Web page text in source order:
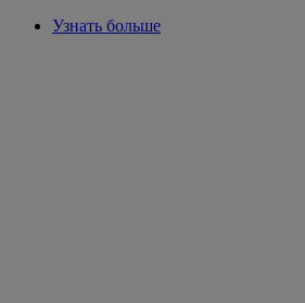
Узнать больше